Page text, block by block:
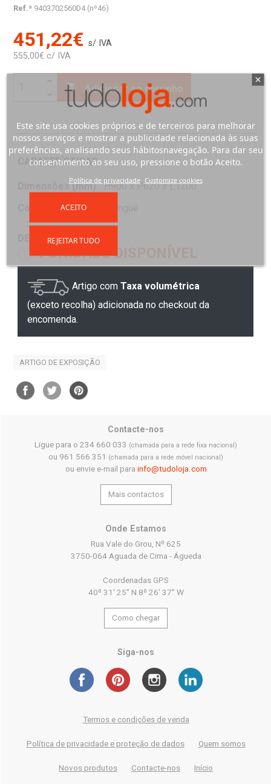
Ref.ª 9403702560D4 (nº46)
451,22€ s/ IVA
555,00€ c/ IVA
 Adicionar ao carrinho
CARATERÍSTICAS
Dimensões (mm)
H900 x P620 x L1200
DESCRIÇÃO
1 UNIDADE DISPONÍVEL
Artigo com Taxa volumétrica
(exceto recolha) adicionada no checkout da
encomenda.
ARTIGO DE EXPOSIÇÃO
Contacte-nos
Ligue para o 234 660 033 (chamada para a rede fixa nacional)
ou 961 566 351 (chamada para a rede móvel nacional)
ou envie e-mail para info@tudoloja.com
Mais contactos
Onde Estamos
Rua Vale do Grou, Nº 625
3750-064 Aguada de Cima - Águeda
Coordenadas GPS
40º 31' 25'' N 8º 26' 37'' W
Como chegar
Siga-nos
Termos e condições de venda
Política de privacidade e proteção de dados Quem somos
Novos produtos Contacte-nos Início
Este site usa cookies próprios e de terceiros para melhorar
nossos serviços e mostrar a publicidade relacionada às suas
preferências, analisando seus hábitosnavegação. Para dar seu
consentimento ao seu uso, pressione o botão Aceito.
Política de privacidade Customize cookies
REJEITAR TUDO
ACEITO